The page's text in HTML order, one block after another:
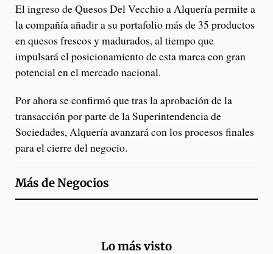
El ingreso de Quesos Del Vecchio a Alquería permite a
la compañía añadir a su portafolio más de 35 productos
en quesos frescos y madurados, al tiempo que
impulsará el posicionamiento de esta marca con gran
potencial en el mercado nacional.
Por ahora se confirmó que tras la aprobación de la
transacción por parte de la Superintendencia de
Sociedades, Alquería avanzará con los procesos finales
para el cierre del negocio.
Más deNegocios
Lo más visto